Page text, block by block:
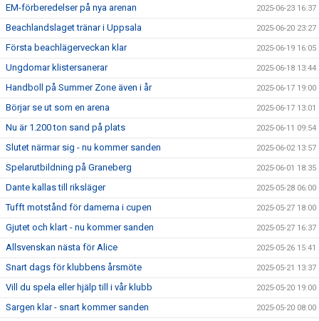
EM-förberedelser på nya arenan 2025-06-23 16:37
Beachlandslaget tränar i Uppsala 2025-06-20 23:27
Första beachlägerveckan klar 2025-06-19 16:05
Ungdomar klistersanerar 2025-06-18 13:44
Handboll på Summer Zone även i år 2025-06-17 19:00
Börjar se ut som en arena 2025-06-17 13:01
Nu är 1.200 ton sand på plats 2025-06-11 09:54
Slutet närmar sig - nu kommer sanden 2025-06-02 13:57
Spelarutbildning på Graneberg 2025-06-01 18:35
Dante kallas till riksläger 2025-05-28 06:00
Tufft motstånd för damerna i cupen 2025-05-27 18:00
Gjutet och klart - nu kommer sanden 2025-05-27 16:37
Allsvenskan nästa för Alice 2025-05-26 15:41
Snart dags för klubbens årsmöte 2025-05-21 13:37
Vill du spela eller hjälp till i vår klubb 2025-05-20 19:00
Sargen klar - snart kommer sanden 2025-05-20 08:00